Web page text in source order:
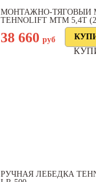
МОНТАЖНО-ТЯГОВЫЙ
TEHNOLIFT МТМ 5,4Т
38 660 руб
РУЧНАЯ ЛЕБЕДКА